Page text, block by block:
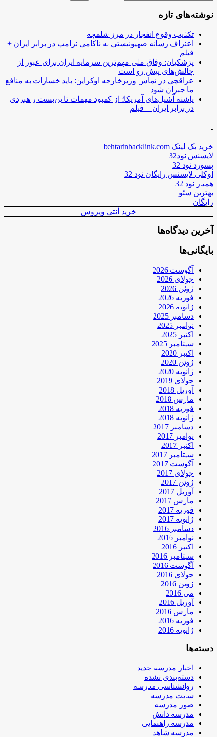
نوشته‌های تازه
تکذیب وقوع انفجار در مرز شلمچه
اعتراف رسانه صهیونیستی به ناکامی ترامپ در برابر ایران +
فیلم
پزشکیان: وفاق ملی مهم‌ترین سرمایه ایران برای عبور از
چالش‌های پیش رو است
عراقچی در تماس وزیرخارجه اوکراین: باید خسارات به منافع
ما جبران شود
پاشنه آشیل‌های آمریکا؛ از کمبود مهمات تا بن‌بست راهبردی
در برابر ایران + فیلم
.
خرید بک لینک behtarinbacklink.com
لایسنس نود32
پسورد نود 32
اوکلی لایسنس رایگان نود 32
همیار نود 32
بهترین سئو
رایگان
خرید آنتی ویروس
آخرین دیدگاه‌ها
بایگانی‌ها
آگوست 2026
جولای 2026
ژوئن 2026
فوریه 2026
ژانویه 2026
دسامبر 2025
نوامبر 2025
اکتبر 2025
سپتامبر 2025
اکتبر 2020
ژوئن 2020
ژانویه 2020
جولای 2019
آوریل 2018
مارس 2018
فوریه 2018
ژانویه 2018
دسامبر 2017
نوامبر 2017
اکتبر 2017
سپتامبر 2017
آگوست 2017
جولای 2017
ژوئن 2017
آوریل 2017
مارس 2017
فوریه 2017
ژانویه 2017
دسامبر 2016
نوامبر 2016
اکتبر 2016
سپتامبر 2016
آگوست 2016
جولای 2016
ژوئن 2016
می 2016
آوریل 2016
مارس 2016
فوریه 2016
ژانویه 2016
دسته‌ها
اخبار مدرسه جدید
دسته‌بندی نشده
روانشناسی مدرسه
سایت مدرسه
صور مدرسه
مدرسه دانش
مدرسه راهنمایی
مدرسه شاهد